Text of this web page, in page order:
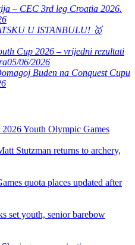
– CEC 3rd leg Croatia 2026.
U ISTANBULU! 🥇
Cup 2026 – vrijedni rezultati
05/06/2026
Buden na Conquest Cupu
Youth Olympic Games
Stutzman returns to archery,
quota places updated after
set youth, senior barebow